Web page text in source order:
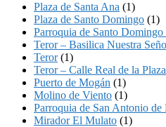
Plaza de Santa Ana (1)
Plaza de Santo Domingo (1)
Parroquia de Santo Domingo
Teror – Basilica Nuestra
Teror(1)
Teror – Calle Real de la Plaza
Puerto de Mogán (1)
Molino de Viento (1)
Parroquia de San Antonio de
Mirador El Mulato (1)